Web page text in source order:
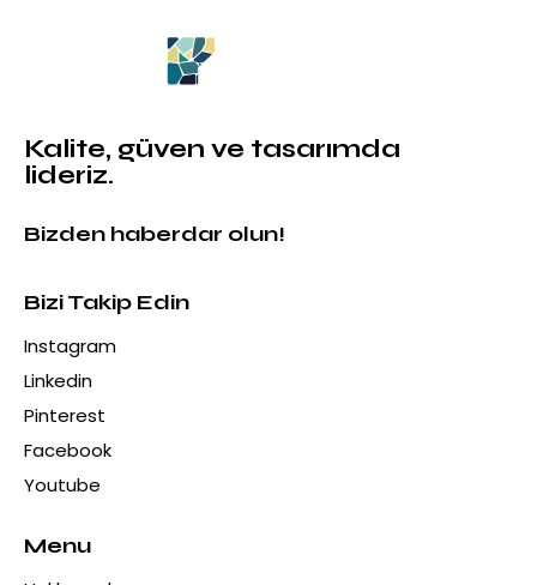
Kalite, güven ve tasarımda
lideriz.
Bizden haberdar olun!
Bizi Takip Edin
Instagram
Linkedin
Pinterest
Facebook
Youtube
Menu